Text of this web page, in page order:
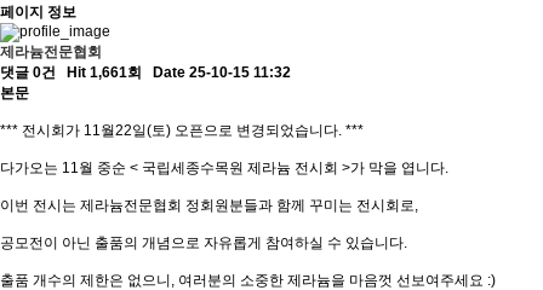
페이지 정보
제라늄전문협회
댓글 0건
Hit 1,661회
Date 25-10-15 11:32
본문
*** 전시회가 11월22일(토) 오픈으로 변경되었습니다. ***
다가오는 11월 중순 < 국립세종수목원 제라늄 전시회 >가 막을 엽니다.
이번 전시는 제라늄전문협회 정회원분들과 함께 꾸미는 전시회로,
공모전이 아닌 출품의 개념으로 자유롭게 참여하실 수 있습니다.
출품 개수의 제한은 없으니, 여러분의 소중한 제라늄을 마음껏 선보여주세요 :)